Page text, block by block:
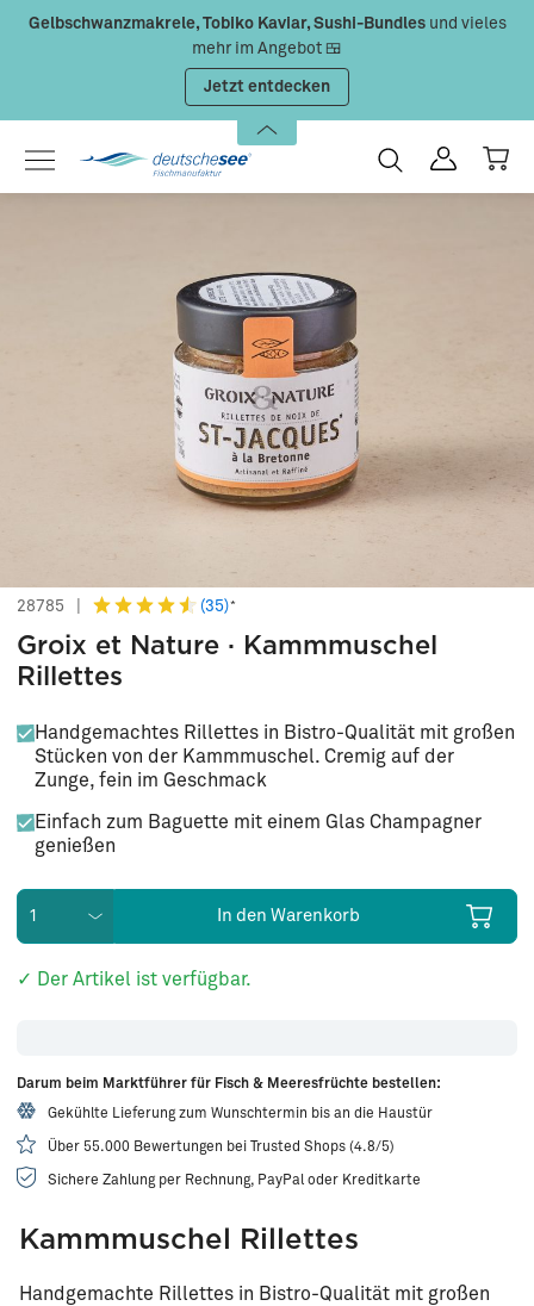
Zum Hauptinhalt springen
Gelbschwanzmakrele, Tobiko Kaviar, Sushi-Bundlesund vieles
mehr im Angebot 🍱
Jetzt entdecken
28785 (35)*
Groix et Nature · Kammmuschel
Rillettes
Handgemachtes Rillettes in Bistro-Qualität mit großen
Stücken von der Kammmuschel. Cremig auf der
Zunge, fein im Geschmack
Einfach zum Baguette mit einem Glas Champagner
genießen
In den Warenkorb
✓ Der Artikel ist verfügbar.
Darum beim Marktführer für Fisch & Meeresfrüchte bestellen:
Gekühlte Lieferung zum Wunschtermin bis an die Haustür
Über 55.000 Bewertungen bei Trusted Shops (4.8/5)
Sichere Zahlung per Rechnung, PayPal oder Kreditkarte
Kammmuschel Rillettes
Handgemachte Rillettes in Bistro-Qualität mit großen